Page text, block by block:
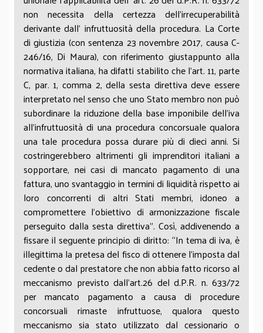
non necessita della certezza dell’irrecuperabilità
derivante dall’ infruttuosità della procedura. La Corte
di giustizia (con sentenza 23 novembre 2017, causa C-
246/16, Di Maura), con riferimento giustappunto alla
normativa italiana, ha difatti stabilito che l’art. 11, parte
C, par. 1, comma 2, della sesta direttiva deve essere
interpretato nel senso che uno Stato membro non può
subordinare la riduzione della base imponibile dell’iva
all’infruttuosità di una procedura concorsuale qualora
una tale procedura possa durare più di dieci anni. Si
costringerebbero altrimenti gli imprenditori italiani a
sopportare, nei casi di mancato pagamento di una
fattura, uno svantaggio in termini di liquidità rispetto ai
loro concorrenti di altri Stati membri, idoneo a
compromettere l’obiettivo di armonizzazione fiscale
perseguito dalla sesta direttiva”. Così, addivenendo a
fissare il seguente principio di diritto: “In tema di iva, è
illegittima la pretesa del fisco di ottenere l’imposta dal
cedente o dal prestatore che non abbia fatto ricorso al
meccanismo previsto dall’art.26 del d.P.R. n. 633/72
per mancato pagamento a causa di procedure
concorsuali rimaste infruttuose, qualora questo
meccanismo sia stato utilizzato dal cessionario o